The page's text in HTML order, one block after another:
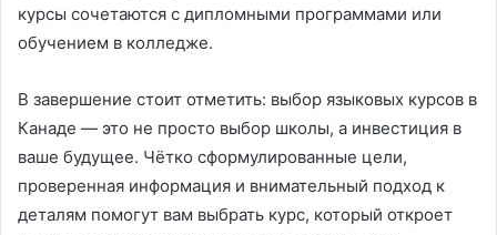
курсы сочетаются с дипломными программами или
обучением в колледже.
В завершение стоит отметить: выбор языковых курсов в
Канаде — это не просто выбор школы, а инвестиция в
ваше будущее. Чётко сформулированные цели,
проверенная информация и внимательный подход к
деталям помогут вам выбрать курс, который откроет